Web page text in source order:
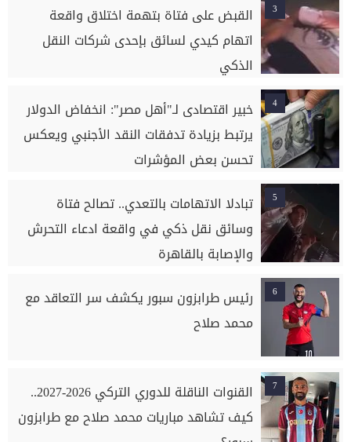
3
القبض على فتاة بتهمة اختلاق واقعة
اتهام كيدي لسائق بإحدى شركات النقل
الذكي
4
خبير اقتصادى لـ"أهل مصر": انخفاض الدولار
يرتبط بزيادة تدفقات النقد الأجنبي ويعكس
تحسن بعض المؤشرات
5
تبادلا الاتهامات بالتعدي.. تصالح فتاة
وسائق نقل ذكي في واقعة ادعاء التحرش
والإصابة بالقاهرة
6
رئيس طرابزون سبور يكشف سر التعاقد مع
محمد صلاح
7
القنوات الناقلة للدوري التركي 2026-2027..
كيف تشاهد مباريات محمد صلاح مع طرابزون